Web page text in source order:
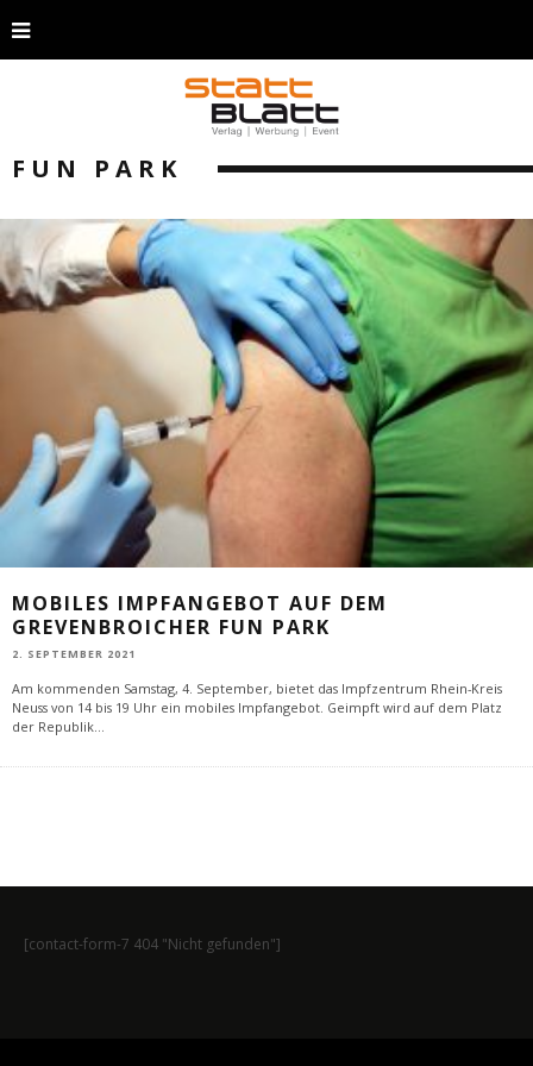
FUN PARK
MOBILES IMPFANGEBOT AUF DEM
GREVENBROICHER FUN PARK
2. SEPTEMBER 2021
Am kommenden Samstag, 4. September, bietet das Impfzentrum Rhein-Kreis
Neuss von 14 bis 19 Uhr ein mobiles Impfangebot. Geimpft wird auf dem Platz
der Republik...
[contact-form-7 404 "Nicht gefunden"]